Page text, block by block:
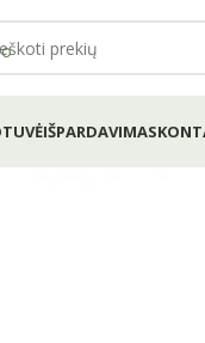
IŠPARDAVIMAS